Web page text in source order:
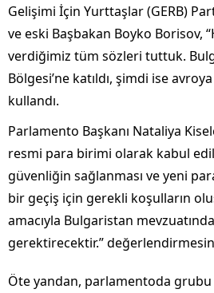
Gelişimi İçin Yurttaşlar (GERB)
ve eski Başbakan Boyko Borisov,
verdiğimiz tüm sözleri tuttuk.
Bölgesi’ne katıldı, şimdi ise
kullandı.
Parlamento Başkanı Nataliya
resmi para birimi olarak kabul
güvenliğin sağlanması ve yeni
bir geçiş için gerekli koşulların
amacıyla Bulgaristan
gerektirecektir.”
Öte yandan, parlamentoda grubu